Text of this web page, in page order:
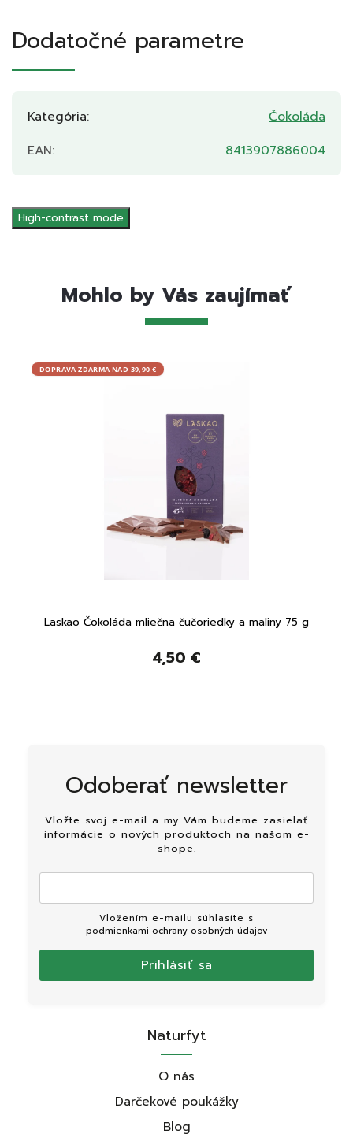
Dodatočné parametre
Kategória:
Čokoláda
EAN: 8413907886004
High-contrast mode
Mohlo by Vás zaujímať
DOPRAVA ZDARMA NAD 39,90 €
Laskao Čokoláda mliečna čučoriedky a maliny 75 g
4,50 €
Odoberať newsletter
Vložte svoj e-mail a my Vám budeme zasielať
informácie o nových produktoch na našom e-
shope.
podmienkami ochrany osobných údajov
Prihlásiť sa
Naturfyt
O nás
Darčekové poukážky
Blog